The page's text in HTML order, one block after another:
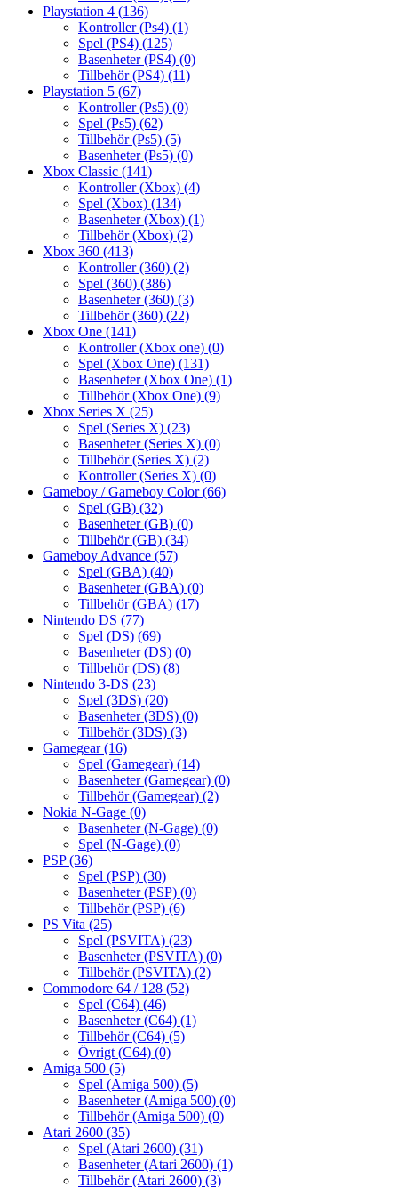
Playstation 4 (136)
Kontroller (Ps4) (1)
Spel (PS4) (125)
Basenheter (PS4) (0)
Tillbehör (PS4) (11)
Playstation 5 (67)
Kontroller (Ps5) (0)
Spel (Ps5) (62)
Tillbehör (Ps5) (5)
Basenheter (Ps5) (0)
Xbox Classic (141)
Kontroller (Xbox) (4)
Spel (Xbox) (134)
Basenheter (Xbox) (1)
Tillbehör (Xbox) (2)
Xbox 360 (413)
Kontroller (360) (2)
Spel (360) (386)
Basenheter (360) (3)
Tillbehör (360) (22)
Xbox One (141)
Kontroller (Xbox one) (0)
Spel (Xbox One) (131)
Basenheter (Xbox One) (1)
Tillbehör (Xbox One) (9)
Xbox Series X (25)
Spel (Series X) (23)
Basenheter (Series X) (0)
Tillbehör (Series X) (2)
Kontroller (Series X) (0)
Gameboy / Gameboy Color(66)
Spel (GB) (32)
Basenheter (GB) (0)
Tillbehör (GB) (34)
Gameboy Advance (57)
Spel (GBA) (40)
Basenheter (GBA) (0)
Tillbehör (GBA) (17)
Nintendo DS (77)
Spel (DS) (69)
Basenheter (DS) (0)
Tillbehör (DS) (8)
Nintendo 3-DS (23)
Spel (3DS) (20)
Basenheter (3DS) (0)
Tillbehör (3DS) (3)
Gamegear(16)
Spel (Gamegear) (14)
Basenheter (Gamegear) (0)
Tillbehör (Gamegear) (2)
Nokia N-Gage (0)
Basenheter (N-Gage) (0)
Spel (N-Gage) (0)
PSP(36)
Spel (PSP) (30)
Basenheter (PSP) (0)
Tillbehör (PSP) (6)
PS Vita (25)
Spel (PSVITA) (23)
Basenheter (PSVITA) (0)
Tillbehör (PSVITA) (2)
Commodore 64 / 128 (52)
Spel (C64) (46)
Basenheter (C64) (1)
Tillbehör (C64) (5)
Övrigt (C64) (0)
Amiga 500 (5)
Spel (Amiga 500) (5)
Basenheter (Amiga 500) (0)
Tillbehör (Amiga 500) (0)
Atari 2600 (35)
Spel (Atari 2600) (31)
Basenheter (Atari 2600) (1)
Tillbehör (Atari 2600) (3)